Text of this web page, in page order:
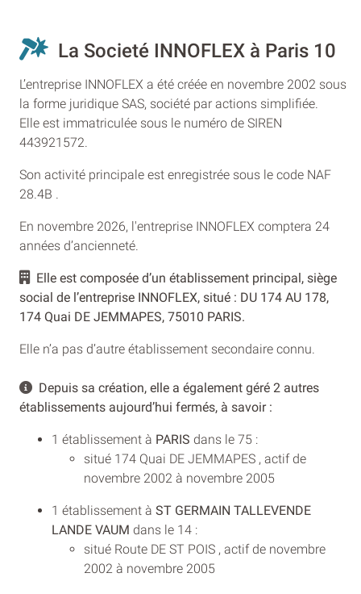
La Societé INNOFLEX à Paris 10
L’entreprise INNOFLEX a été créée en novembre 2002 sous
la forme juridique SAS, société par actions simplifiée.
Elle est immatriculée sous le numéro de SIREN
443921572.
Son activité principale est enregistrée sous le code NAF
28.4B .
En novembre 2026, l'entreprise INNOFLEX comptera 24
années d’ancienneté.
Elle est composée d’un établissement principal, siège
social de l’entreprise INNOFLEX, situé : DU 174 AU 178,
174 Quai DE JEMMAPES, 75010 PARIS.
Elle n’a pas d’autre établissement secondaire connu.
Depuis sa création, elle a également géré 2 autres
établissements aujourd’hui fermés, à savoir :
1 établissement à PARIS dans le 75 :
situé 174 Quai DE JEMMAPES , actif de
novembre 2002 à novembre 2005
1 établissement à ST GERMAIN TALLEVENDE
LANDE VAUM dans le 14 :
situé Route DE ST POIS , actif de novembre
2002 à novembre 2005